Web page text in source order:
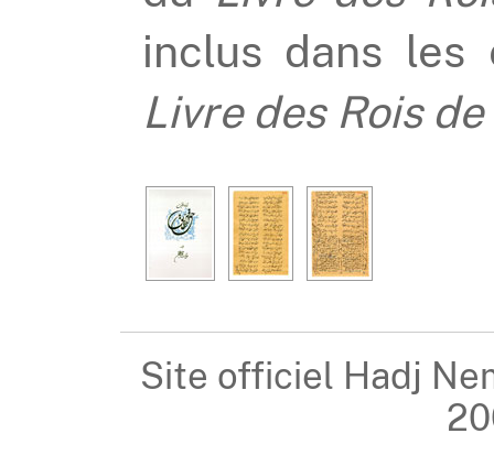
inclus dans les
Livre des Rois
Site officiel Hadj